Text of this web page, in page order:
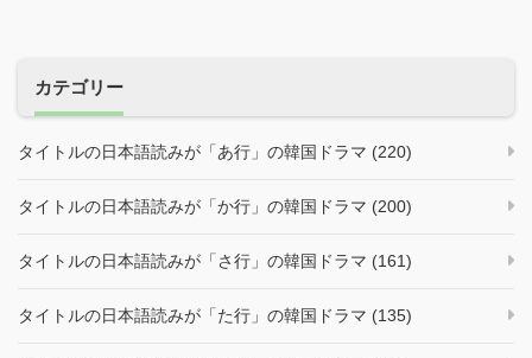
カテゴリー
タイトルの日本語読みが「あ行」の韓国ドラマ (220)
タイトルの日本語読みが「か行」の韓国ドラマ (200)
タイトルの日本語読みが「さ行」の韓国ドラマ (161)
タイトルの日本語読みが「た行」の韓国ドラマ (135)